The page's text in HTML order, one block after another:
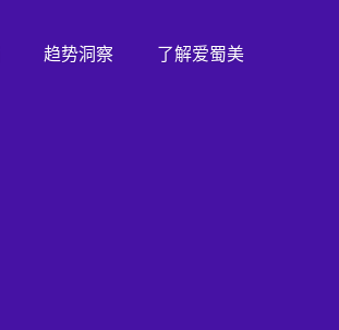
趋势洞察 了解爱蜀美